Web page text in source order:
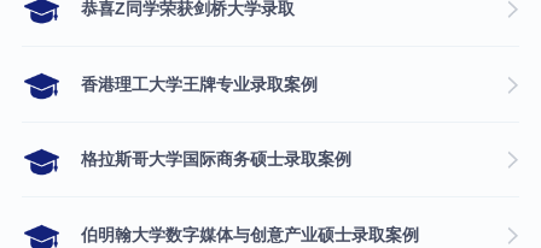
​恭喜Z同学荣获剑桥大学录取
香港理工大学王牌专业录取案例
格拉斯哥大学国际商务硕士录取案例
伯明翰大学数字媒体与创意产业硕士录取案例